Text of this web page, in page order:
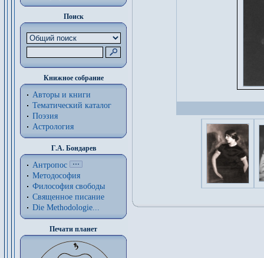
Поиск
Книжное собрание
Авторы и книги
Тематический каталог
Поэзия
Астрология
Г.А. Бондарев
Антропос
Методософия
Философия cвободы
Священное писание
Die Methodologie...
Печати планет